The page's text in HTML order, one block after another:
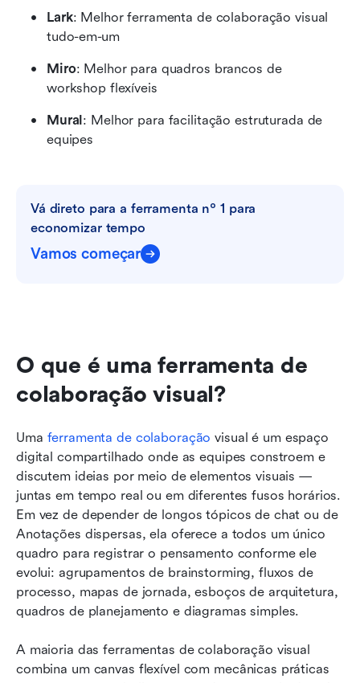
Lark: Melhor ferramenta de colaboração visual
tudo-em-um
Miro: Melhor para quadros brancos de
workshop flexíveis
Mural: Melhor para facilitação estruturada de
equipes
Vá direto para a ferramenta nº 1 para
economizar tempo
Vamos começar
O que é uma ferramenta de
colaboração visual?
Uma ferramenta de colaboração visual é um espaço
digital compartilhado onde as equipes constroem e
discutem ideias por meio de elementos visuais —
juntas em tempo real ou em diferentes fusos horários.
Em vez de depender de longos tópicos de chat ou de
Anotações dispersas, ela oferece a todos um único
quadro para registrar o pensamento conforme ele
evolui: agrupamentos de brainstorming, fluxos de
processo, mapas de jornada, esboços de arquitetura,
quadros de planejamento e diagramas simples.
A maioria das ferramentas de colaboração visual
combina um canvas flexível com mecânicas práticas